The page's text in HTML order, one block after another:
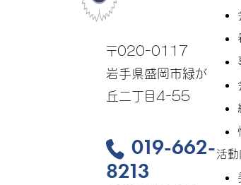
〒020-0117
岩手県盛岡市緑が
丘二丁目4-55
019-662-
8213
活動